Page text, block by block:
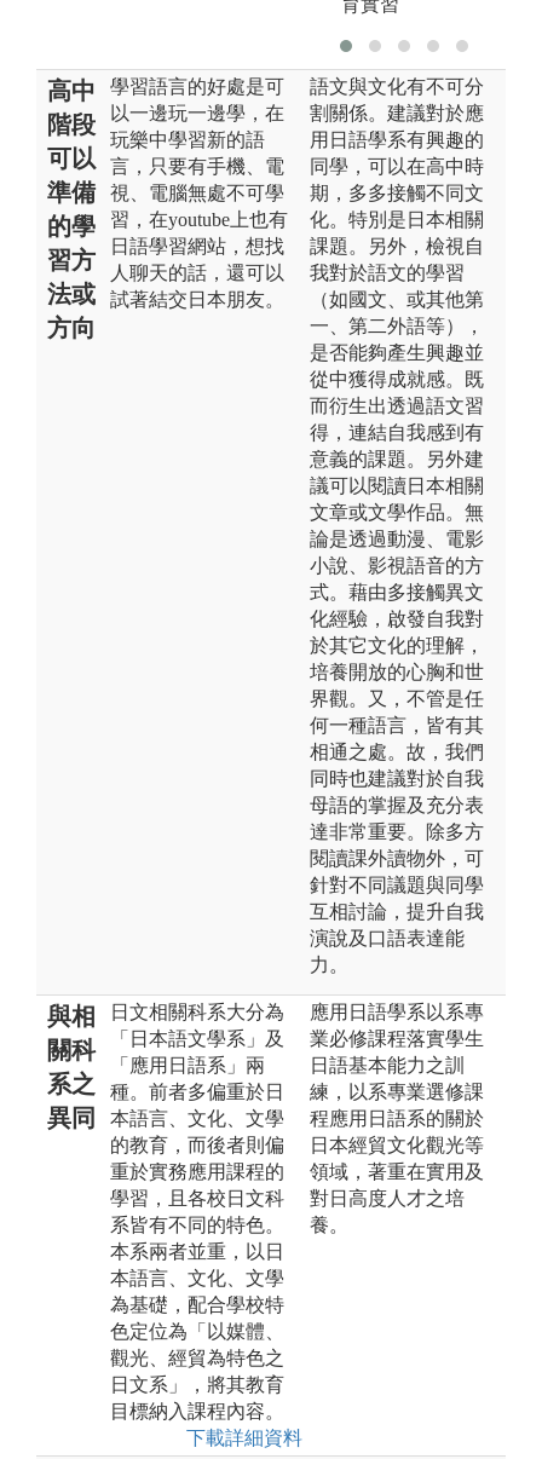
育實習
高中
階段
可以
準備
的學
習方
法或
方向
學習語言的好處是可
以一邊玩一邊學，在
玩樂中學習新的語
言，只要有手機、電
視、電腦無處不可學
習，在youtube上也有
日語學習網站，想找
人聊天的話，還可以
試著結交日本朋友。
語文與文化有不可分
割關係。建議對於應
用日語學系有興趣的
同學，可以在高中時
期，多多接觸不同文
化。特別是日本相關
課題。另外，檢視自
我對於語文的學習
（如國文、或其他第
一、第二外語等），
是否能夠產生興趣並
從中獲得成就感。既
而衍生出透過語文習
得，連結自我感到有
意義的課題。另外建
議可以閱讀日本相關
文章或文學作品。無
論是透過動漫、電影
小說、影視語音的方
式。藉由多接觸異文
化經驗，啟發自我對
於其它文化的理解，
培養開放的心胸和世
界觀。又，不管是任
何一種語言，皆有其
相通之處。故，我們
同時也建議對於自我
母語的掌握及充分表
達非常重要。除多方
閱讀課外讀物外，可
針對不同議題與同學
互相討論，提升自我
演說及口語表達能
力。
與相
關科
系之
異同
日文相關科系大分為
「日本語文學系」及
「應用日語系」兩
種。前者多偏重於日
本語言、文化、文學
的教育，而後者則偏
重於實務應用課程的
學習，且各校日文科
系皆有不同的特色。
本系兩者並重，以日
本語言、文化、文學
為基礎，配合學校特
色定位為「以媒體、
觀光、經貿為特色之
日文系」，將其教育
目標納入課程內容。
下載詳細資料
應用日語學系以系專
業必修課程落實學生
日語基本能力之訓
練，以系專業選修課
程應用日語系的關於
日本經貿文化觀光等
領域，著重在實用及
對日高度人才之培
養。